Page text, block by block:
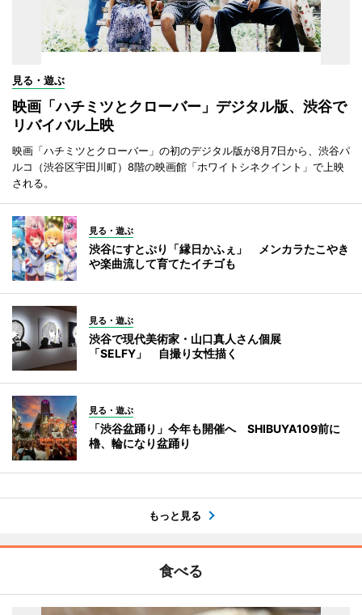
見る・遊ぶ
映画「ハチミツとクローバー」デジタル版、渋谷で
リバイバル上映
映画「ハチミツとクローバー」の初のデジタル版が8月7日から、渋谷パ
ルコ（渋谷区宇田川町）8階の映画館「ホワイトシネクイント」で上映
される。
見る・遊ぶ
渋谷にすとぷり「縁日かふぇ」 メンカラたこやき
や楽曲流して育てたイチゴも
見る・遊ぶ
渋谷で現代美術家・山口真人さん個展
「SELFY」 自撮り女性描く
見る・遊ぶ
「渋谷盆踊り」今年も開催へ SHIBUYA109前に
櫓、輪になり盆踊り
もっと見る
食べる